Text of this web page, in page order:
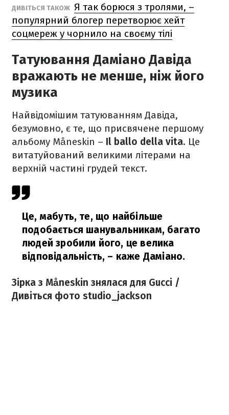
ДИВІТЬСЯ ТАКОЖ Я так борюся з тролями, –
популярний блогер перетворює хейт
соцмереж у чорнило на своєму тілі
Татуювання Даміано Давіда
вражають не менше, ніж його
музика
Найвідомішим татуюванням Давіда,
безумовно, є те, що присвячене першому
альбому Måneskin – Il ballo della vita. Це
витатуйований великими літерами на
верхній частині грудей текст.
Це, мабуть, те, що найбільше
подобається шанувальникам, багато
людей зробили його, це велика
відповідальність, – каже Даміано.
Зірка з Måneskin знялася для Gucci /
Дивіться фото studio_jackson